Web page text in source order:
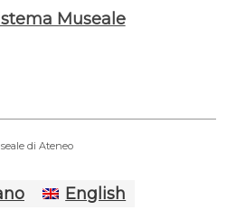
Museale
di Ateneo
English